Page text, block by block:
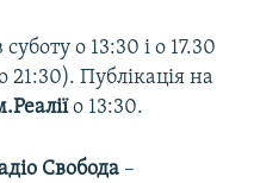
о 13:30 і о 17.30
21:30). Публікація на
о 13:30.
Свобода –